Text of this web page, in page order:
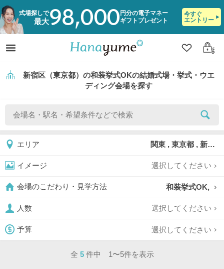
式場探しで
最大98,000 円分の電子マネー
ギフトプレゼント
今すぐ
エントリー
クリップ
ログ
新宿区（東京都）の和装挙式OKの結婚式場・挙式・ウエ
ディング会場を探す
エリア 関東 , 東京都 , 新宿区
イメージ 選択してください
会場のこだわり・見学方法 和装挙式OK,
人数 選択してください
予算 選択してください
全 5 件中 1〜5件を表示